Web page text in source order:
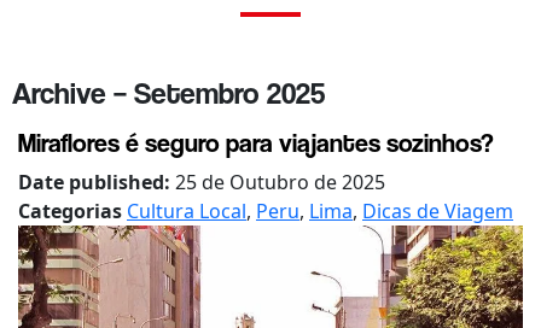
Archive – Setembro 2025
Miraflores é seguro para viajantes sozinhos?
Date published: 25 de Outubro de 2025
Categorias Cultura Local, Peru, Lima, Dicas de Viagem